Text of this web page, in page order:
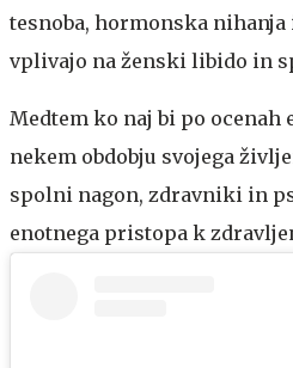
tesnoba, hormonska
vplivajo na ženski libido in
Medtem ko naj bi po ocenah
nekem obdobju svojega
spolni nagon, zdravniki in
enotnega pristopa k